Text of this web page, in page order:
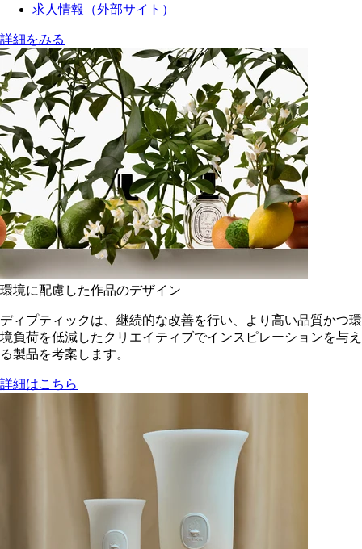
求人情報（外部サイト）
詳細をみる
環境に配慮した作品のデザイン
ディプティックは、継続的な改善を行い、より高い品質かつ環
境負荷を低減した​クリエイティブでインスピレーションを与え
る製品を考案します。
詳細はこちら